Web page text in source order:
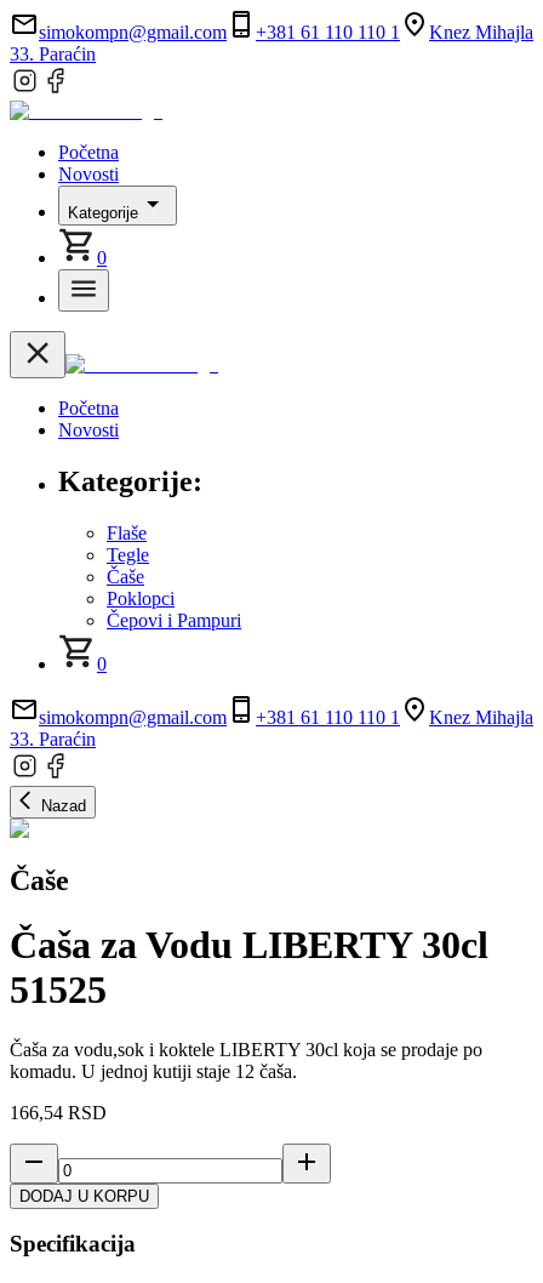
simokompn@gmail.com +381 61 110 110 1
Knez Mihajla
33. Paraćin
Početna
Novosti
Kategorije
0
Početna
Novosti
Kategorije:
Flaše
Tegle
Čaše
Poklopci
Čepovi i Pampuri
0
simokompn@gmail.com +381 61 110 110 1
Knez Mihajla
33. Paraćin
Nazad
Čaše
Čaša za Vodu LIBERTY 30cl
51525
Čaša za vodu,sok i koktele LIBERTY 30cl koja se prodaje po
komadu. U jednoj kutiji staje 12 čaša.
166,54 RSD
DODAJ U KORPU
Specifikacija